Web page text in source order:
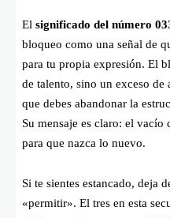
El significado del número
bloqueo como una señal de
para tu propia expresión. El
de talento, sino un exceso
que debes abandonar la
Su mensaje es claro: el vacío
para que nazca lo nuevo.
Si te sientes estancado, deja
«permitir». El tres en esta